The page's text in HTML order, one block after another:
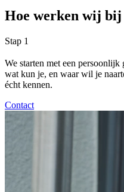
Hoe werken wij
Stap 1
We starten met een persoonlijk
wat kun je, en waar wil je
écht kennen.
Contact